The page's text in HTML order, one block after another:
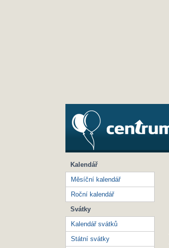
Kalendář
Měsíční kalendář
Roční kalendář
Svátky
Kalendář svátků
Státní svátky